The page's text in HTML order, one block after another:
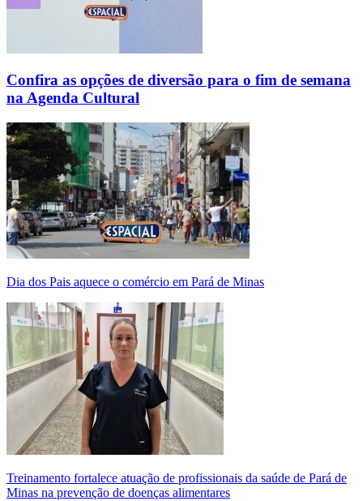
Confira as opções de diversão para o fim de semana
na Agenda Cultural
Dia dos Pais aquece o comércio em Pará de Minas
Treinamento fortalece atuação de profissionais da saúde de Pará de
Minas na prevenção de doenças alimentares